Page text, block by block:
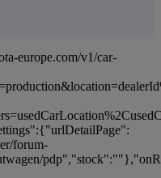
europe.com/v1/car-
forum-